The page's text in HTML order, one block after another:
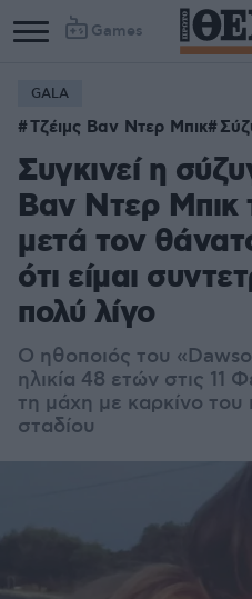
Games
GALA
Τζέιμς Βαν Ντερ Μπικ
Συγκινεί η
Βαν Ντερ Μπικ
μετά τον
ότι είμαι
πολύ λίγο
Ο ηθοποιός του
ηλικία 48 ετών στις 11
τη μάχη με καρκίνο του
σταδίου